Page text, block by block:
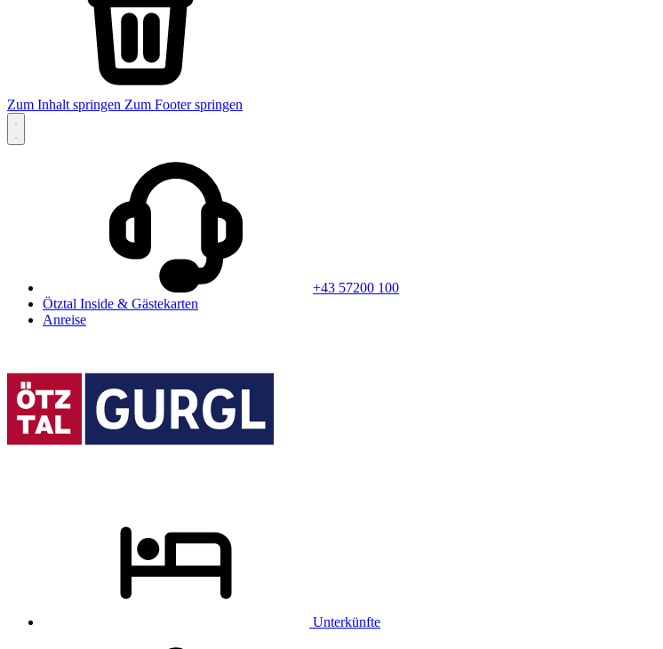
Zum Inhalt springen Zum Footer springen
+43 57200 100
Ötztal Inside & Gästekarten
Anreise
Unterkünfte